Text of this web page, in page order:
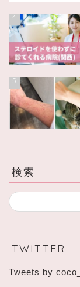
4
5
検索
TWITTER
Tweets by